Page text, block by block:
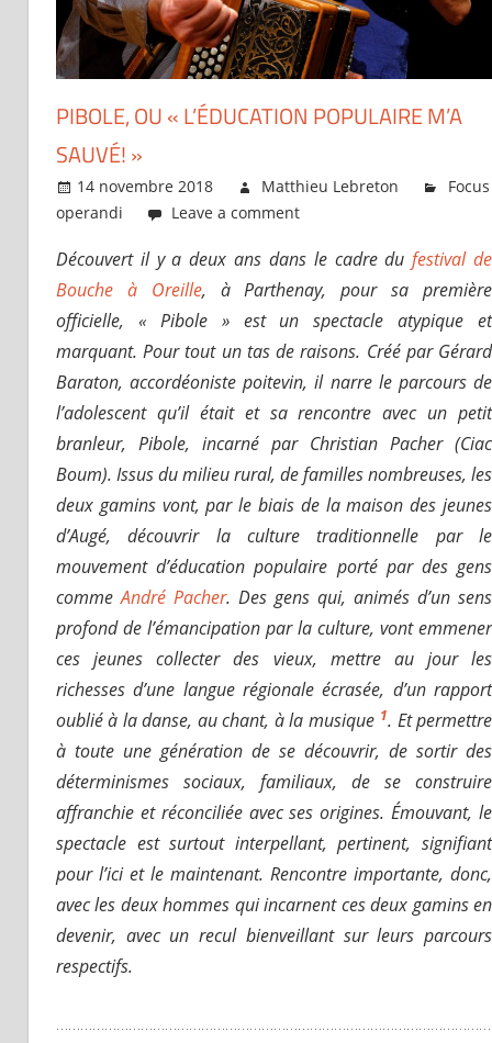
PIBOLE, OU « L’ÉDUCATION POPULAIRE M’A
SAUVÉ! »
14 novembre 2018 Matthieu Lebreton
Focus
operandi
Leave a comment
Découvert il y a deux ans dans le cadre du festival de
Bouche à Oreille, à Parthenay, pour sa première
officielle, « Pibole » est un spectacle atypique et
marquant. Pour tout un tas de raisons. Créé par Gérard
Baraton, accordéoniste poitevin, il narre le parcours de
l’adolescent qu’il était et sa rencontre avec un petit
branleur, Pibole, incarné par Christian Pacher (Ciac
Boum). Issus du milieu rural, de familles nombreuses, les
deux gamins vont, par le biais de la maison des jeunes
d’Augé, découvrir la culture traditionnelle par le
mouvement d’éducation populaire porté par des gens
commeAndré Pacher. Des gens qui, animés d’un sens
profond de l’émancipation par la culture, vont emmener
ces jeunes collecter des vieux, mettre au jour les
richesses d’une langue régionale écrasée, d’un rapport
oublié à la danse, au chant, à la musique 1. Et permettre
à toute une génération de se découvrir, de sortir des
déterminismes sociaux, familiaux, de se construire
affranchie et réconciliée avec ses origines. Émouvant, le
spectacle est surtout interpellant, pertinent, signifiant
pour l’ici et le maintenant. Rencontre importante, donc,
avec les deux hommes qui incarnent ces deux gamins en
devenir, avec un recul bienveillant sur leurs parcours
respectifs.